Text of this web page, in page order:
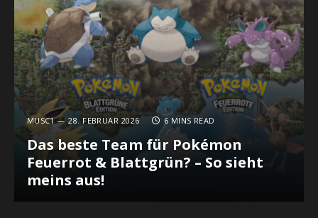
MUSC1 28. FEBRUAR 2026 6 MINS READ
Das beste Team für Pokémon
Feuerrot & Blattgrün? – So sieht
meins aus!